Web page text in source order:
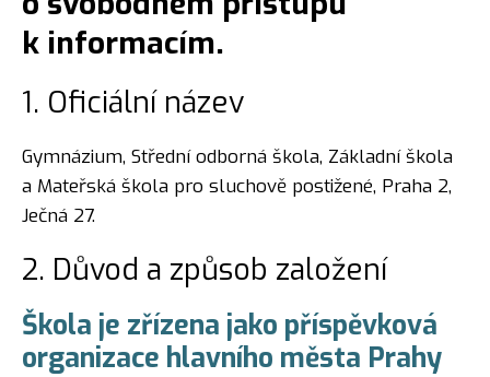
k informacím.
1. Oficiální název
Gymnázium, Střední odborná škola, Základní škola
a Mateřská škola pro sluchově postižené, Praha 2,
Ječná 27.
2. Důvod a způsob založení
Škola je zřízena jako příspěvková
organizace hlavního města Prahy